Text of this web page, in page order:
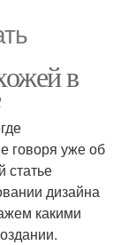
в
говоря уже об
статье
дизайна
какими